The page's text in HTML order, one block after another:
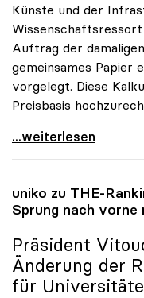
Künste und der
Wissenschaftsressort
Auftrag der
gemeinsames Papier
vorgelegt. Diese
Preisbasis
uniko:
...weiterlesen
uniko zu THE-
Sprung nach vorne
Präsident
Änderung der
für